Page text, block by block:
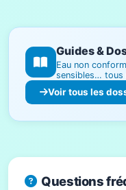
Guides &
Eau non
sensibles… tous
Voir tous les
Questions